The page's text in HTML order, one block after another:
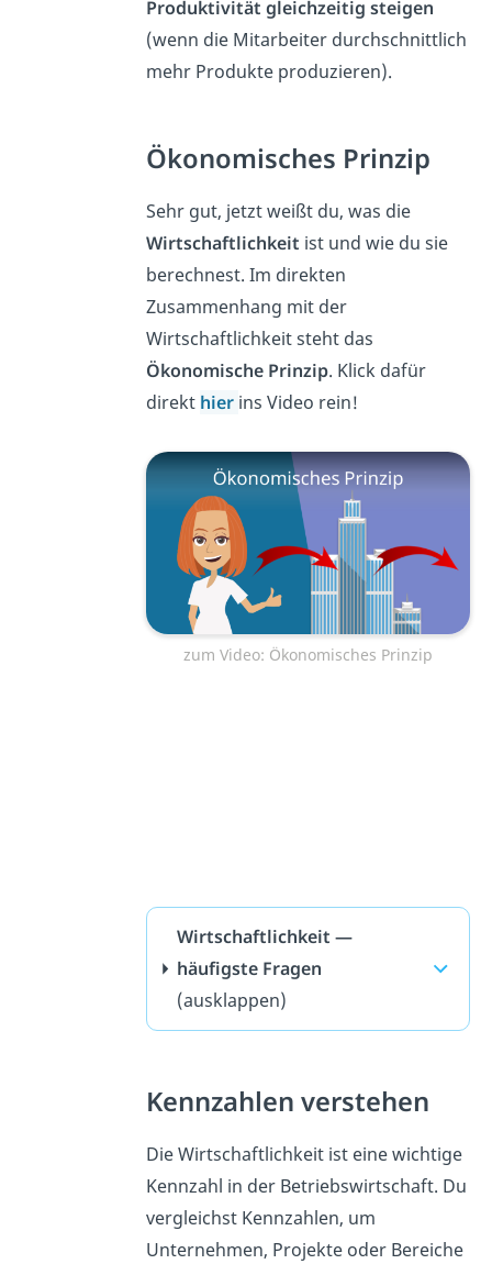
Produktivität gleichzeitig steigen
(wenn die Mitarbeiter durchschnittlich
mehr Produkte produzieren).
Ökonomisches Prinzip
Sehr gut, jetzt weißt du, was die
Wirtschaftlichkeit ist und wie du sie
berechnest. Im direkten
Zusammenhang mit der
Wirtschaftlichkeit steht das
Ökonomische Prinzip. Klick dafür
direkt hier ins Video rein!
zum Video: Ökonomisches Prinzip
Wirtschaftlichkeit —
häufigste Fragen
(ausklappen)
Kennzahlen verstehen
Die Wirtschaftlichkeit ist eine wichtige
Kennzahl in der Betriebswirtschaft. Du
vergleichst Kennzahlen, um
Unternehmen, Projekte oder Bereiche